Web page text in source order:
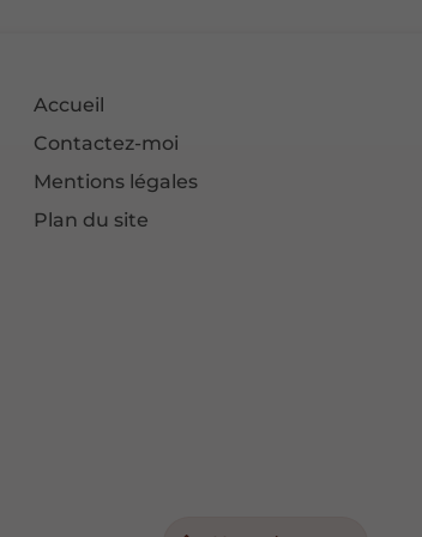
Accueil
Contactez-moi
Mentions légales
Plan du site